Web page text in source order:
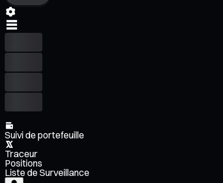
Suivi de portefeuille
Traceur
Positions
Liste de Surveillance